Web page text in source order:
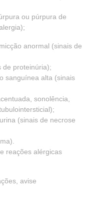
ou púrpura de
anormal (sinais de
de proteinúria);
sanguínea alta (sinais
sonolência,
(sinais de necrose
reações alérgicas
avise